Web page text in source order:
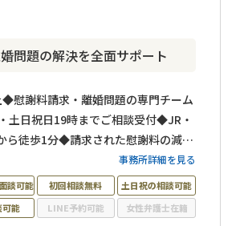
問題の解決を全面サポート
慰謝料請求・離婚問題の専門チーム
土日祝日19時までご相談受付◆JR・
ら徒歩1分◆請求された慰謝料の減額
事務所詳細を見る
談可能 初回相談無料
土日祝の相談可能
可能 LINE予約可能 女性弁護士在籍